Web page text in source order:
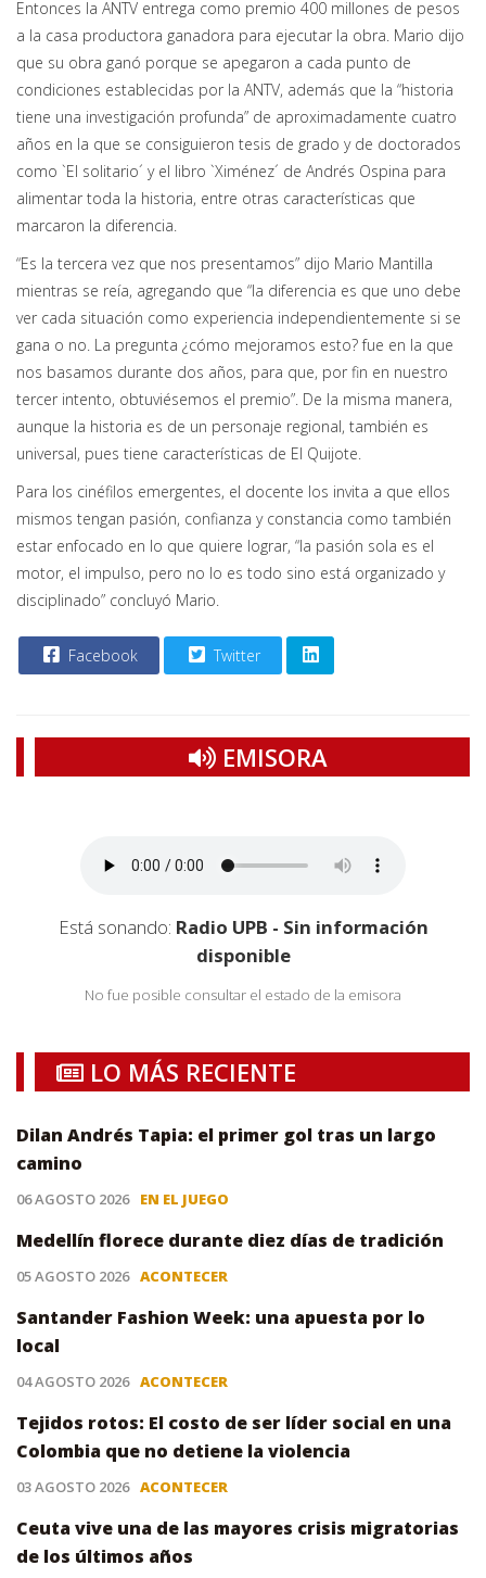
Entonces la ANTV entrega como premio 400 millones de pesos
a la casa productora ganadora para ejecutar la obra. Mario dijo
que su obra ganó porque se apegaron a cada punto de
condiciones establecidas por la ANTV, además que la “historia
tiene una investigación profunda” de aproximadamente cuatro
años en la que se consiguieron tesis de grado y de doctorados
como `El solitario´ y el libro `Ximénez´ de Andrés Ospina para
alimentar toda la historia, entre otras características que
marcaron la diferencia.
“Es la tercera vez que nos presentamos” dijo Mario Mantilla
mientras se reía, agregando que “la diferencia es que uno debe
ver cada situación como experiencia independientemente si se
gana o no. La pregunta ¿cómo mejoramos esto? fue en la que
nos basamos durante dos años, para que, por fin en nuestro
tercer intento, obtuviésemos el premio”. De la misma manera,
aunque la historia es de un personaje regional, también es
universal, pues tiene características de El Quijote.
Para los cinéfilos emergentes, el docente los invita a que ellos
mismos tengan pasión, confianza y constancia como también
estar enfocado en lo que quiere lograr, “la pasión sola es el
motor, el impulso, pero no lo es todo sino está organizado y
disciplinado” concluyó Mario.
Facebook Twitter
EMISORA
Está sonando: Radio UPB - Sin información
disponible
No fue posible consultar el estado de la emisora
LO MÁS RECIENTE
Dilan Andrés Tapia: el primer gol tras un largo
camino
06 AGOSTO 2026 EN EL JUEGO
Medellín florece durante diez días de tradición
05 AGOSTO 2026 ACONTECER
Santander Fashion Week: una apuesta por lo
local
04 AGOSTO 2026 ACONTECER
Tejidos rotos: El costo de ser líder social en una
Colombia que no detiene la violencia
03 AGOSTO 2026 ACONTECER
Ceuta vive una de las mayores crisis migratorias
de los últimos años